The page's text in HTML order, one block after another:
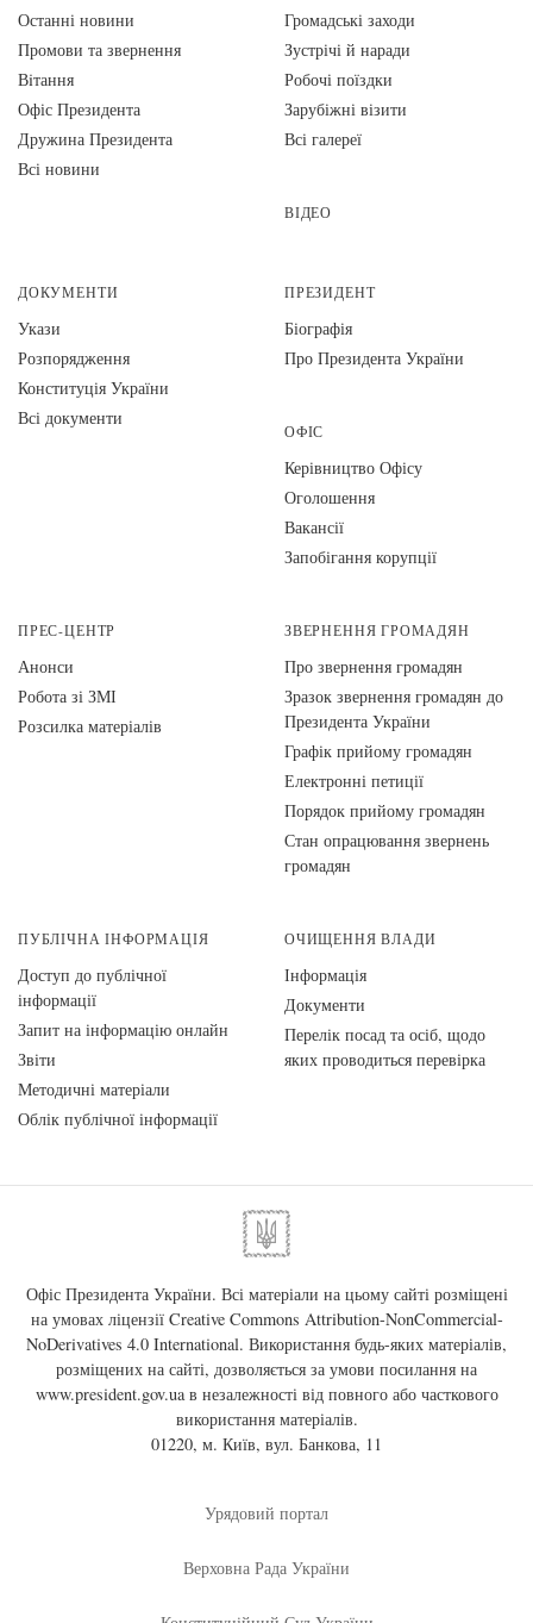
Останні новини
Промови та звернення
Вiтання
Офіс Президента
Дружина Президента
Всі новини
Громадські заходи
Зустрічі й наради
Робочі поїздки
Зарубіжні візити
Всі галереї
ВІДЕО
ДОКУМЕНТИ
Укази
Розпорядження
Конституція України
Всі документи
ПРЕЗИДЕНТ
Біографія
Про Президента України
ОФІС
Керівництво Офісу
Оголошення
Вакансії
Запобігання корупції
ПРЕС-ЦЕНТР
Анонси
Робота зі ЗМІ
Розсилка матеріалів
ЗВЕРНЕННЯ ГРОМАДЯН
Про звернення громадян
Зразок звернення громадян до
Президента України
Графік прийому громадян
Електронні петиції
Порядок прийому громадян
Стан опрацювання звернень
громадян
ПУБЛІЧНА ІНФОРМАЦІЯ
Доступ до публічної
інформації
Запит на інформацію онлайн
Звіти
Методичні матеріали
Облік публічної інформації
ОЧИЩЕННЯ ВЛАДИ
Інформація
Документи
Перелік посад та осіб, щодо
яких проводиться перевірка
Офіс Президента України. Всі матеріали на цьому сайті розміщені
на умовах ліцензії Creative Commons Attribution-NonCommercial-
NoDerivatives 4.0 International. Використання будь-яких матеріалів,
розміщених на сайті, дозволяється за умови посилання на
www.president.gov.uaв незалежності від повного або часткового
використання матеріалів.
01220, м. Київ, вул. Банкова, 11
Урядовий портал
Верховна Рада України